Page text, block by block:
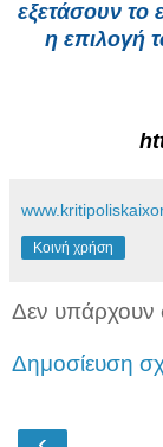
εξετάσουν το
η επιλογή
Κοινή χρήση
Δεν υπάρχουν
Δημοσίευση